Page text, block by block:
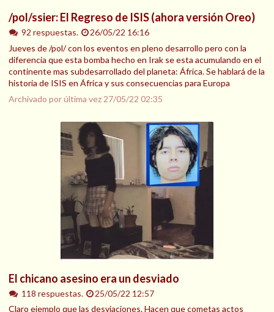
/pol/ssier: El Regreso de ISIS (ahora versión Oreo)
92 respuestas.
26/05/22 16:16
Jueves de /pol/ con los eventos en pleno desarrollo pero con la
diferencia que esta bomba hecho en Irak se esta acumulando en el
continente mas subdesarrollado del planeta: África. Se hablará de la
historia de ISIS en África y sus consecuencias para Europa
Archivado por última vez 27/05/22 02:35
El chicano asesino era un desviado
118 respuestas.
25/05/22 12:57
Claro ejemplo que las desviaciones. Hacen que cometas actos